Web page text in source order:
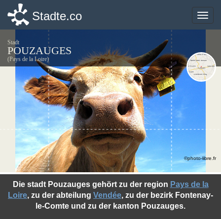
Toggle
Stadte.co
Stadt
POUZAUGES
(Pays de la Loire)
Die stadt Pouzauges gehört zu der region Pays de la
Loire, zu der abteilung Vendée, zu der bezirk Fontenay-
le-Comte und zu der kanton Pouzauges.
©photo-libre.fr
Toggle
Stadte.co